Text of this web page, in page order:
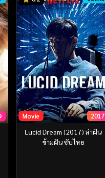
Movie 2017
Lucid Dream (2017) ล่าฝัน
ข้ามฝัน ซับไทย